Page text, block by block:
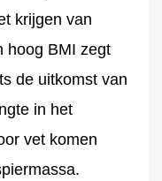
krijgen van
hoog BMI zegt
de uitkomst van
in het
vet komen